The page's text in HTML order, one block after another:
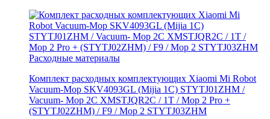
Расходные материалы
Комплект расходных комплектующих Xiaomi Mi Robot
Vacuum-Mop SKV4093GL (Mijia 1C) STYTJ01ZHM /
Vacuum- Mop 2C XMSTJQR2C / 1T / Mop 2 Pro +
(STYTJ02ZHM) / F9 / Mop 2 STYTJ03ZHM